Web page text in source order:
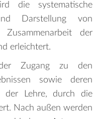
die systematische
Darstellung von
Zusammenarbeit der
erleichtert.
Zugang zu den
sowie deren
der Lehre, durch die
Nach außen werden